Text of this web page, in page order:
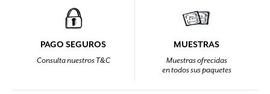
PAGO SEGUROS
Consulta nuestros T&C
MUESTRAS
Muestras ofrecidas
en todos sus paquetes